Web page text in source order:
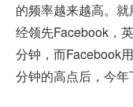
的频率越来越高。
经领先Facebook，
分钟，而Facebook
分钟的高点后，今年